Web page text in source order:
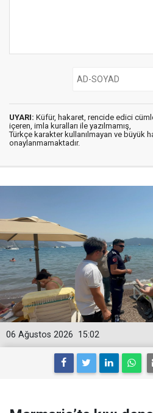
UYARI: Küfür, hakaret, rencide edici
içeren, imla kuralları ile yazılmamış,
Türkçe karakter kullanılmayan ve büyük
onaylanmamaktadır.
15:02
06 Ağustos 2026